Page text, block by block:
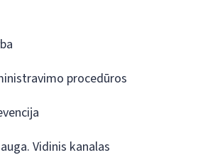
procedūros
Vidinis kanalas